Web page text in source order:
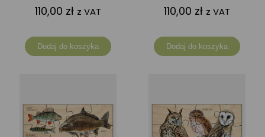
110,00 zł z VAT
Dodaj do koszyka
110,00 zł z VAT
Dodaj do koszyka